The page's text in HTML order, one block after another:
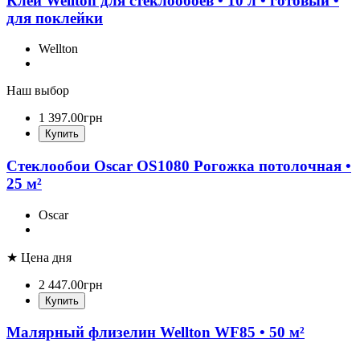
для поклейки
Wellton
Наш выбор
1 397.00грн
Купить
Стеклообои Oscar OS1080 Рогожка потолочная •
25 м²
Oscar
★ Цена дня
2 447.00грн
Купить
Малярный флизелин Wellton WF85 • 50 м²